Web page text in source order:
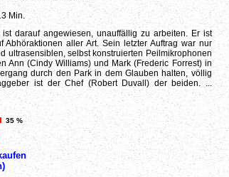
Min.
darauf angewiesen, unauffällig zu arbeiten. Er ist
Abhöraktionen aller Art. Sein letzter Auftrag war nur
ultrasensiblen, selbst konstruierten Peilmikrophonen
Ann (Cindy Williams) und Mark (Frederic Forrest) in
durch den Park in dem Glauben halten, völlig
ist der Chef (Robert Duvall) der beiden. ...
35 %